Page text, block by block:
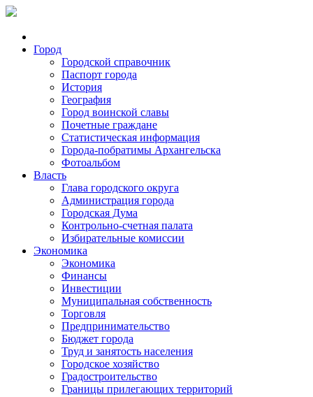
Город
Городской справочник
Паспорт города
История
География
Город воинской славы
Почетные граждане
Статистическая информация
Города-побратимы Архангельска
Фотоальбом
Власть
Глава городского округа
Администрация города
Городская Дума
Контрольно-счетная палата
Избирательные комиссии
Экономика
Экономика
Финансы
Инвестиции
Муниципальная собственность
Торговля
Предпринимательство
Бюджет города
Труд и занятость населения
Городское хозяйство
Градостроительство
Границы прилегающих территорий